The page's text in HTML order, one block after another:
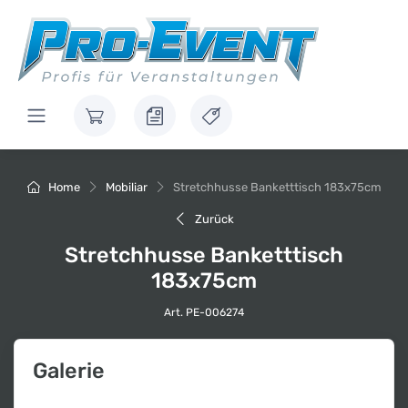
Home Mobiliar Stretchhusse Banketttisch 183x75cm
Zurück
Stretchhusse Banketttisch
183x75cm
Art. PE-006274
Galerie